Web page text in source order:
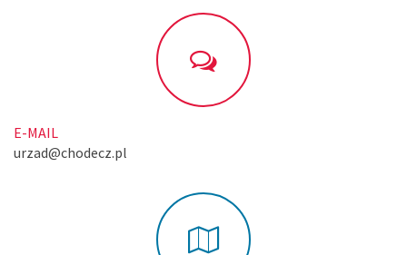
E-MAIL
urzad@chodecz.pl